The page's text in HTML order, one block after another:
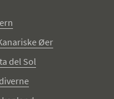
Øer
del Sol